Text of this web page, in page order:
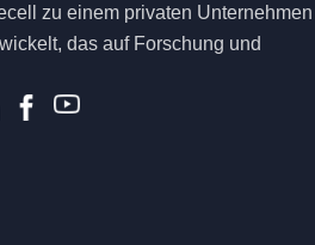
zu einem privaten Unternehmen
das auf Forschung und
und -